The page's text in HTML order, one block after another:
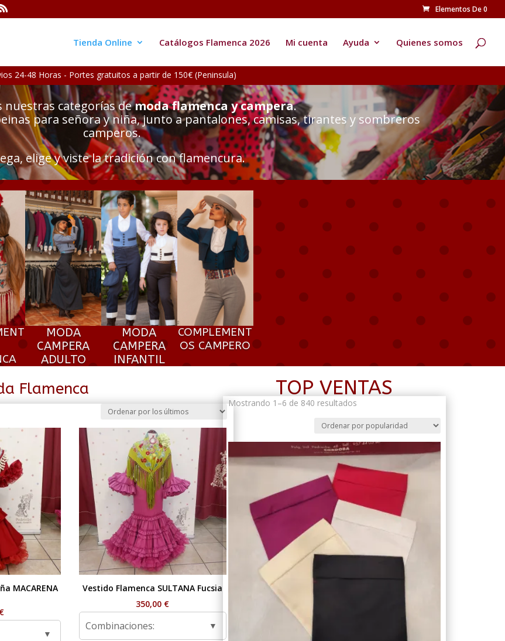
Elementos De 0
Tienda Online Catálogos Flamenca 2026 Mi cuenta Ayuda Quienes somos
Búsqueda
productos
24-48 Horas - Portes gratuitos a partir de 150€ (Peninsula)
nuestras categorías demoda flamenca y campera.
para señora y niña, junto a pantalones, camisas, tirantes y sombreros
camperos.
elige y viste la tradición con flamencura.
MODA
CAMPERA
ADULTO
MODA
CAMPERA
INFANTIL
COMPLEMENT
OS CAMPERO
Flamenca
MACARENA
€
Vestido Flamenca SULTANA Fucsia
350,00 €
Combinaciones:
TOP VENTAS
Mostrando 1–6 de 840 resultados
popularidad